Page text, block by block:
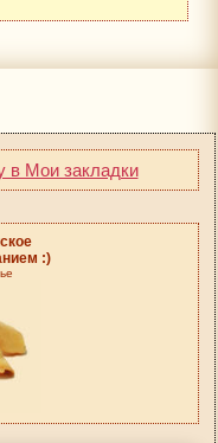
в Мои закладки
:)